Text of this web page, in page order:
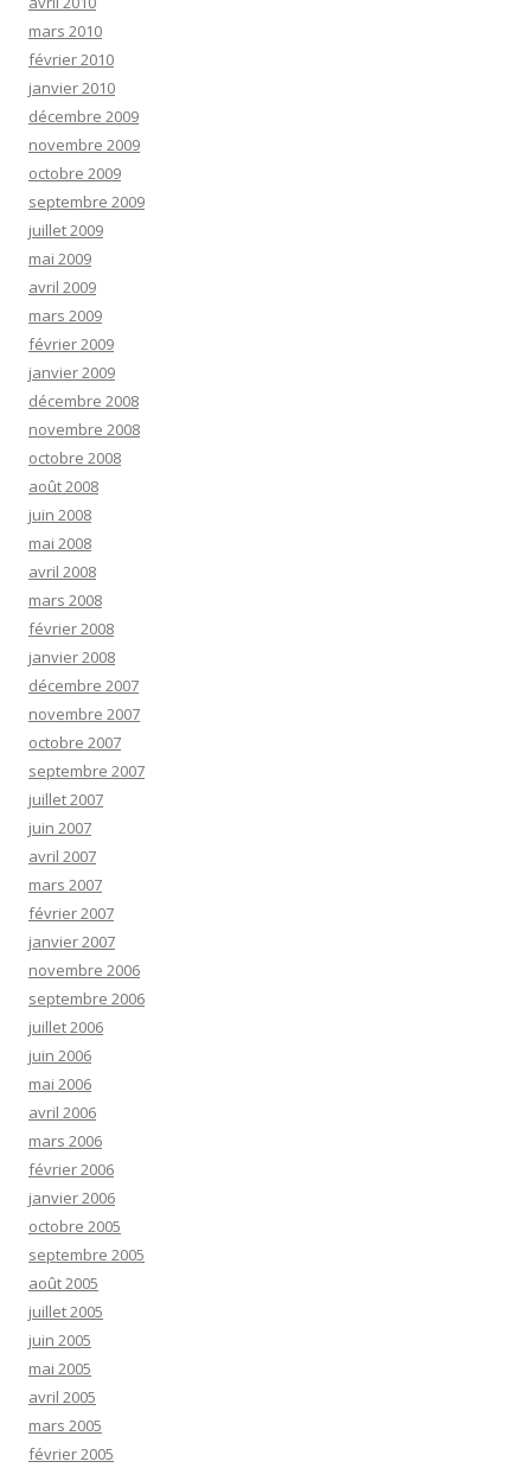
mars 2010
février 2010
janvier 2010
décembre 2009
novembre 2009
octobre 2009
septembre 2009
juillet 2009
mai 2009
avril 2009
mars 2009
février 2009
janvier 2009
décembre 2008
novembre 2008
octobre 2008
août 2008
juin 2008
mai 2008
avril 2008
mars 2008
février 2008
janvier 2008
décembre 2007
novembre 2007
octobre 2007
septembre 2007
juillet 2007
juin 2007
avril 2007
mars 2007
février 2007
janvier 2007
novembre 2006
septembre 2006
juillet 2006
juin 2006
mai 2006
avril 2006
mars 2006
février 2006
janvier 2006
octobre 2005
septembre 2005
août 2005
juillet 2005
juin 2005
mai 2005
avril 2005
mars 2005
février 2005